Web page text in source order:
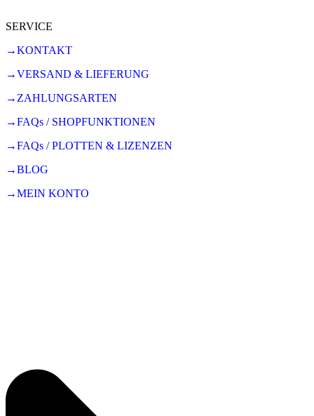
SERVICE
→KONTAKT
→VERSAND & LIEFERUNG
→ZAHLUNGSARTEN
→FAQs / SHOPFUNKTIONEN
→FAQs / PLOTTEN & LIZENZEN
→BLOG
→MEIN KONTO